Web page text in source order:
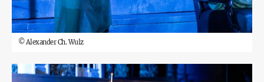
©Alexander Ch. Wulz